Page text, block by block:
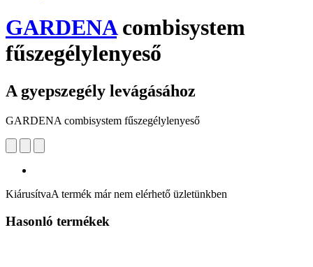
GARDENAcombisystem
fűszegélylenyeső
A gyepszegély levágásához
GARDENA combisystem fűszegélylenyeső
KiárusítvaA termék már nem elérhető üzletünkben
Hasonló termékek